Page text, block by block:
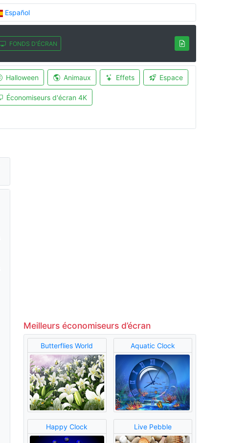
Español
FONDS D'ÉCRAN
Halloween Animaux Effets Espace
Économiseurs d'écran 4K
Meilleurs économiseurs d’écran
Butterflies World Aquatic Clock
Happy Clock Live Pebble